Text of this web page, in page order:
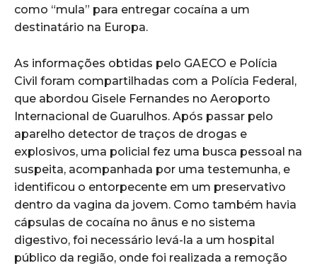
como “mula” para entregar cocaína a um
destinatário na Europa.
As informações obtidas pelo GAECO e Polícia
Civil foram compartilhadas com a Polícia Federal,
que abordou Gisele Fernandes no Aeroporto
Internacional de Guarulhos. Após passar pelo
aparelho detector de traços de drogas e
explosivos, uma policial fez uma busca pessoal na
suspeita, acompanhada por uma testemunha, e
identificou o entorpecente em um preservativo
dentro da vagina da jovem. Como também havia
cápsulas de cocaína no ânus e no sistema
digestivo, foi necessário levá-la a um hospital
público da região, onde foi realizada a remoção